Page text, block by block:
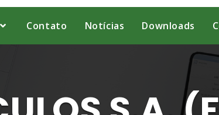
Contato Notícias Downloads